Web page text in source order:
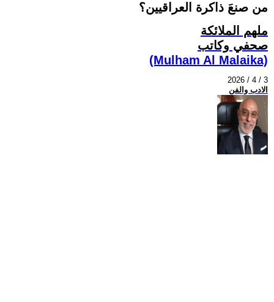
من صنعَ ذاكرة العراقيين؟
ملهم الملائكة
صحفي وكاتب
(Mulham Al Malaika)
2026 / 4 / 3
الادب والفن